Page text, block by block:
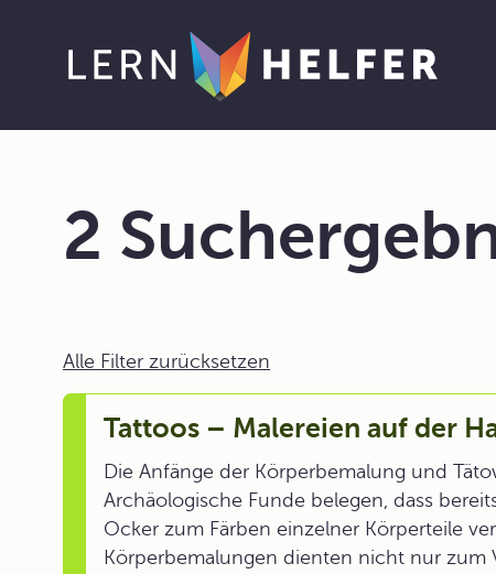
2
Alle Filter zurücksetzen
Tattoos – Malereien auf der
Die Anfänge der Körperbemalung und
Archäologische Funde belegen, dass
Ocker zum Färben einzelner Körperteile
Körperbemalungen dienten nicht nur zum